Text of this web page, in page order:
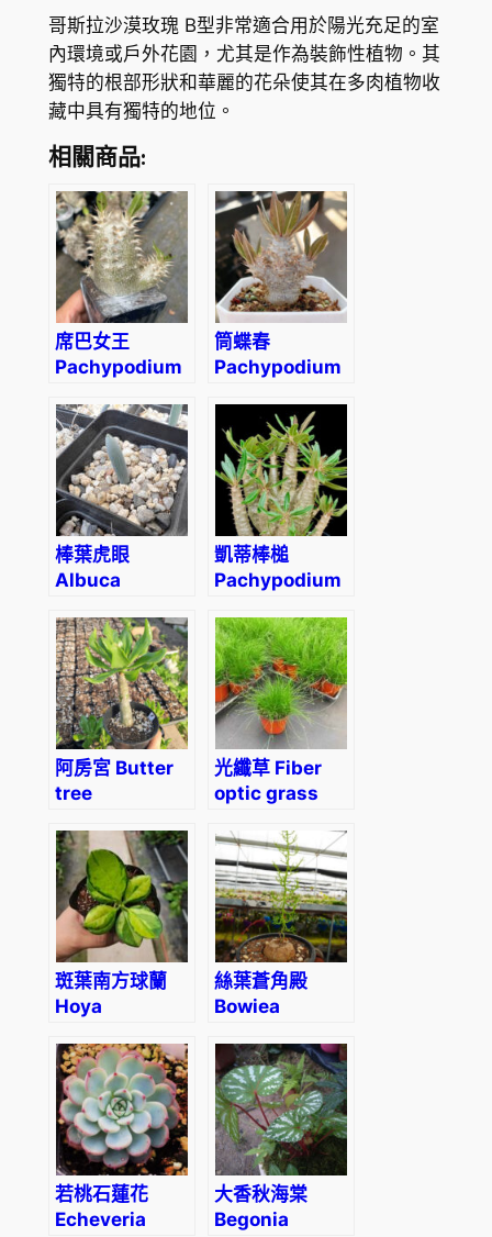
哥斯拉沙漠玫瑰 B型非常適合用於陽光充足的室
內環境或戶外花園，尤其是作為裝飾性植物。其
獨特的根部形狀和華麗的花朵使其在多肉植物收
藏中具有獨特的地位。
相關商品:
席巴女王
Pachypodium
筒蝶春
Pachypodium
棒葉虎眼
Albuca
凱蒂棒槌
Pachypodium
阿房宮 Butter
tree
paniculatus)
光纖草 Fiber
optic grass
cernua)
斑葉南方球蘭
Hoya
variegata
絲葉蒼角殿
Bowiea
若桃石蓮花
Echeveria
大香秋海棠
Begonia